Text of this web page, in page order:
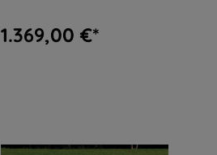
1.369,00 €*